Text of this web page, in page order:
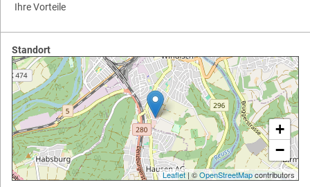
Ihre Vorteile
Standort
+
−
Leaflet| ©OpenStreetMapcontributors